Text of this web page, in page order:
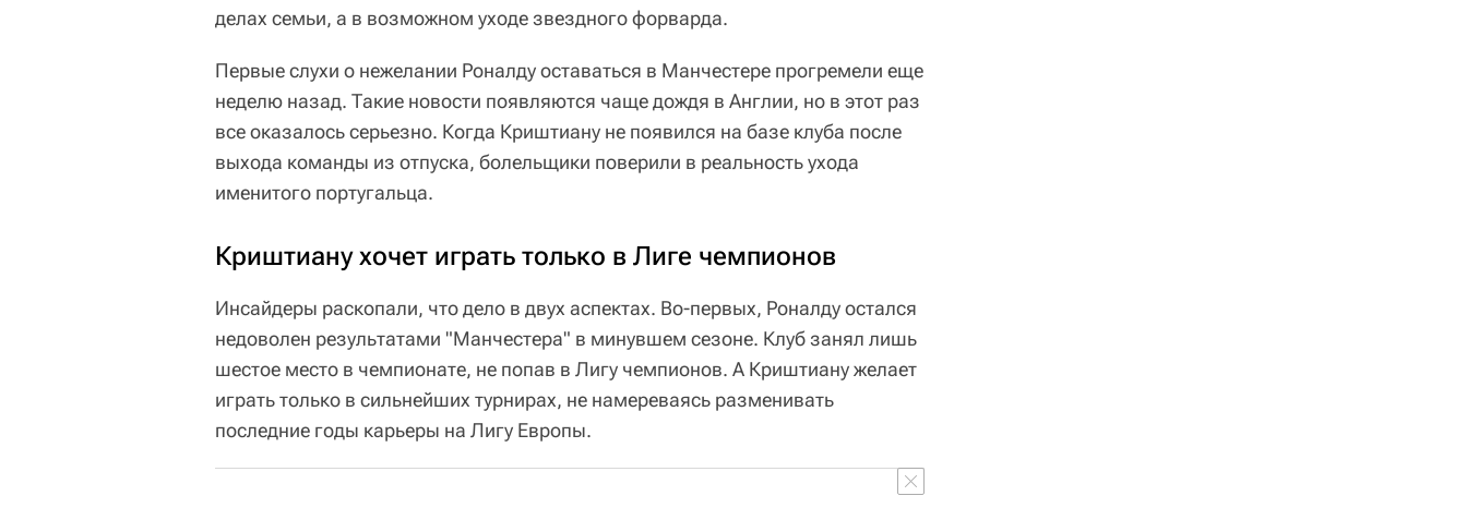
делах семьи, а в возможном уходе звездного форварда.
Первые слухи о нежелании Роналду оставаться в Манчестере прогремели еще
неделю назад. Такие новости появляются чаще дождя в Англии, но в этот раз
все оказалось серьезно. Когда Криштиану не появился на базе клуба после
выхода команды из отпуска, болельщики поверили в реальность ухода
именитого португальца.
Криштиану хочет играть только в Лиге чемпионов
Инсайдеры раскопали, что дело в двух аспектах. Во-первых, Роналду остался
недоволен результатами "Манчестера" в минувшем сезоне. Клуб занял лишь
шестое место в чемпионате, не попав в Лигу чемпионов. А Криштиану желает
играть только в сильнейших турнирах, не намереваясь разменивать
последние годы карьеры на Лигу Европы.